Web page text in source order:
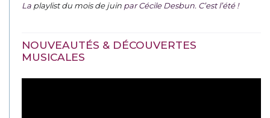
La playlist du mois de juin par Cécile Desbun. C’est l’été !
NOUVEAUTÉS & DÉCOUVERTES
MUSICALES